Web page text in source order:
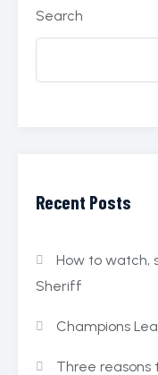
Search
Recent Posts
How to watch,
Sheriff
Champions
Three reasons